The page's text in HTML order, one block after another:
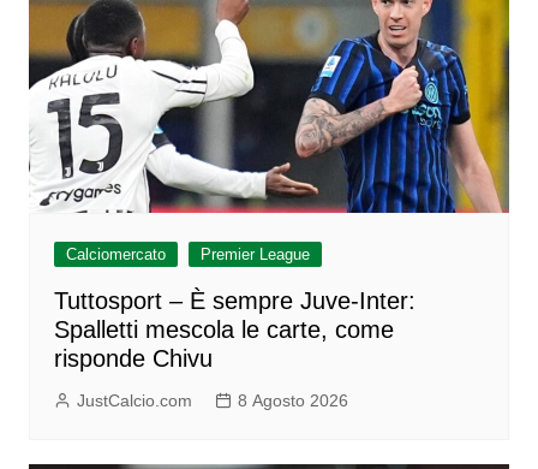
Calciomercato Premier League
Tuttosport – È sempre Juve-Inter:
Spalletti mescola le carte, come
risponde Chivu
JustCalcio.com 8 Agosto 2026